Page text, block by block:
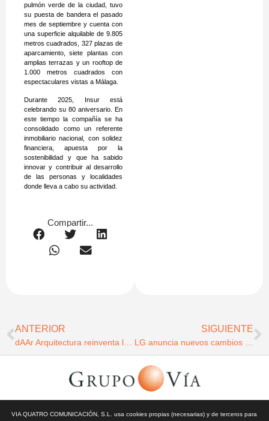
pulmón verde de la ciudad, tuvo
su puesta de bandera el pasado
mes de septiembre y cuenta con
una superficie alquilable de 9.805
metros cuadrados, 327 plazas de
aparcamiento, siete plantas con
amplias terrazas y un rooftop de
1.000 metros cuadrados con
espectaculares vistas a Málaga.
Durante 2025, Insur está
celebrando su 80 aniversario. En
este tiempo la compañía se ha
consolidado como un referente
inmobiliario nacional, con solidez
financiera, apuesta por la
sostenibilidad y que ha sabido
innovar y contribuir al desarrollo
de las personas y localidades
donde lleva a cabo su actividad.
Compartir...
ANTERIOR SIGUIENTE
| Grupo Vía | 2026 |Aviso Legal y Privacidad|Política de
VIA QUATRO COMUNICACIÓN, S.L. usa cookies propias (necesarias) y de terceros para